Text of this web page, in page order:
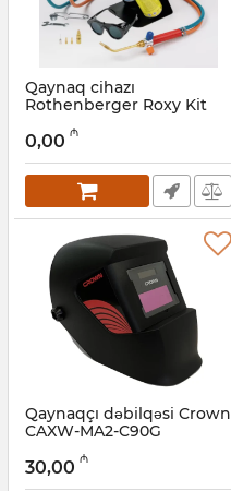
Qaynaq cihazı
Rothenberger Roxy Kit
Artikul:
0,00 ₼
Qaynaqçı dəbilqəsi Crown
CAXW-MA2-C90G
043001004
30,00 ₼